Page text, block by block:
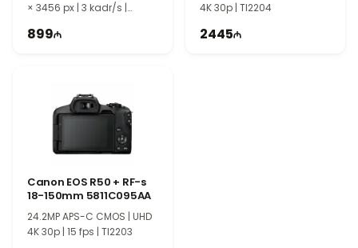
× 3456 px | 3 kadr/s |
899
4K 30p | TI2204
2445
Canon EOS R50 + RF-s
18-150mm 5811C095AA
24.2MP APS-C CMOS | UHD
4K 30p | 15 fps | TI2203